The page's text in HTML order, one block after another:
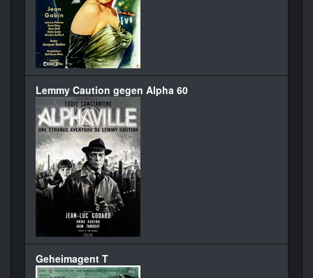
Lemmy Caution gegen Alpha 60
Geheimagent T